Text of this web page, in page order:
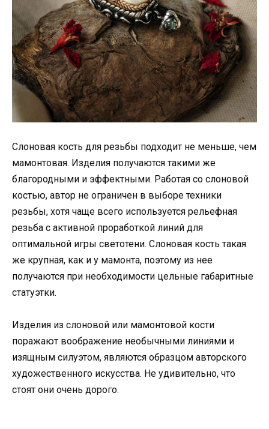
Слоновая кость для резьбы подходит не меньше, чем
мамонтовая. Изделия получаются такими же
благородными и эффектными. Работая со слоновой
костью, автор не ограничен в выборе техники
резьбы, хотя чаще всего используется рельефная
резьба с активной проработкой линий для
оптимальной игры светотени. Слоновая кость такая
же крупная, как и у мамонта, поэтому из нее
получаются при необходимости цельные габаритные
статуэтки.
Изделия из слоновой или мамонтовой кости
поражают воображение необычными линиями и
изящным силуэтом, являются образцом авторского
художественного искусства. Не удивительно, что
стоят они очень дорого.